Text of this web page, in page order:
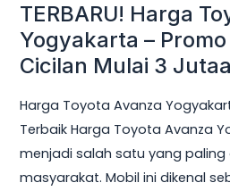
TERBARU! Harga
Yogyakarta – Promo
Cicilan Mulai 3
Harga Toyota Avanza
Terbaik Harga Toyota Avanza
menjadi salah satu yang paling
masyarakat. Mobil ini dikenal
Mulai
3
Jutaan